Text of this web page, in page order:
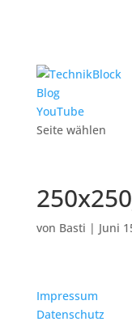
Blog
YouTube
Seite wählen
von Basti | Juni
Impressum
Datenschutz